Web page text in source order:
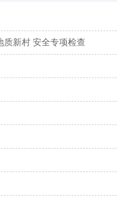
质新村 安全专项检查